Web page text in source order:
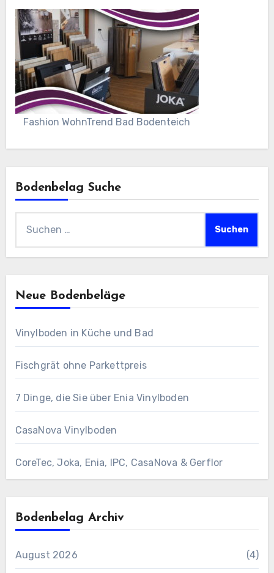
Fashion WohnTrend Bad Bodenteich
Bodenbelag Suche
nach:
Neue Bodenbeläge
Vinylboden in Küche und Bad
Fischgrät ohne Parkettpreis
7 Dinge, die Sie über Enia Vinylboden
CasaNova Vinylboden
CoreTec, Joka, Enia, IPC, CasaNova & Gerflor
Bodenbelag Archiv
August 2026 (4)